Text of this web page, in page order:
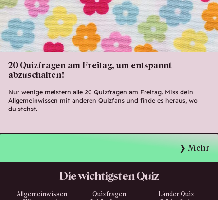
20 Quizfragen am Freitag, um entspannt
abzuschalten!
Nur wenige meistern alle 20 Quizfragen am Freitag. Miss dein
Allgemeinwissen mit anderen Quizfans und finde es heraus, wo
du stehst.
Mehr
Die wichtigsten Quiz
Allgemeinwissen Quizfragen
Länder Quiz